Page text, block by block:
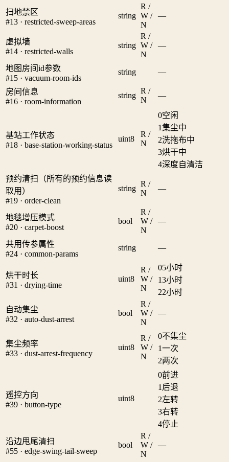
扫地禁区
#13 · restricted-sweep-areas
string
R /
W /
N
—
虚拟墙
#14 · restricted-walls
string
R /
W /
N
—
地图房间id参数
#15 · vacuum-room-ids
string —
房间信息
#16 · room-information
string
R /
N
—
基站工作状态
#18 · base-station-working-status
uint8
R /
N
0空闲
1集尘中
2洗拖布中
3烘干中
4深度自清洁
预约清扫（所有的预约信息读
取用）
#19 · order-clean
string
R /
N
—
地毯增压模式
#20 · carpet-boost
bool
R /
W /
N
—
共用传参属性
#24 · common-params
string —
烘干时长
#31 · drying-time
uint8
R /
W /
N
05小时
13小时
22小时
自动集尘
#32 · auto-dust-arrest
bool
R /
W /
N
—
集尘频率
#33 · dust-arrest-frequency
uint8
R /
W /
N
0不集尘
1一次
2两次
遥控方向
#39 · button-type
uint8
0前进
1 后退
2左转
3右转
4停止
沿边甩尾清扫
#55 · edge-swing-tail-sweep
bool
R /
W /
N
—